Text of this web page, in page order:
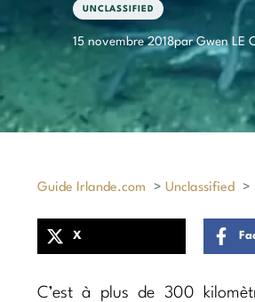
UNCLASSIFIED
15 novembre 2018par Gwen LE
Guide Irlande.com > Unclassified >
X
C’est à plus de 300